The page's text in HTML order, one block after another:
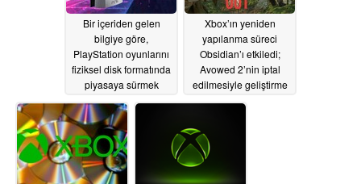
Bir içeriden gelen
bilgiye göre,
PlayStation oyunlarını
fiziksel disk formatında
piyasaya sürmek
PS6’nın lansmanı
başarısız olacak
07/09/2026
Xbox’ın yeniden
yapılanma süreci
Obsidian’ı etkiledi;
Avowed 2’nin iptal
edilmesiyle geliştirme
kaydırıldı